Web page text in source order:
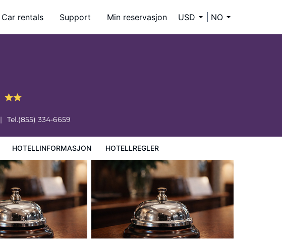
Car rentals Support Min reservasjon USD NO
Tel.(855) 334-6659
HOTELLINFORMASJON HOTELLREGLER